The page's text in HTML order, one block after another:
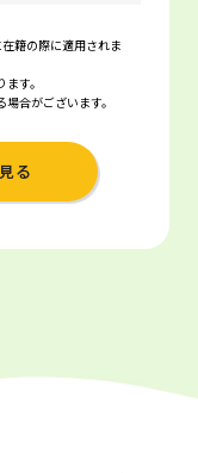
籍の際に適用されま
す。
合がございます。
る